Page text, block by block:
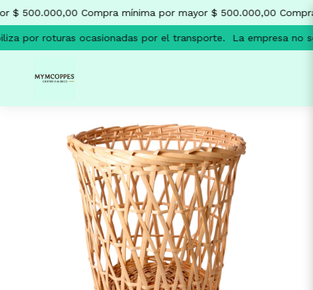
$ 500.000,00 Compra mínima por mayor $ 500.000,00
por roturas ocasionadas por el transporte. La empresa no